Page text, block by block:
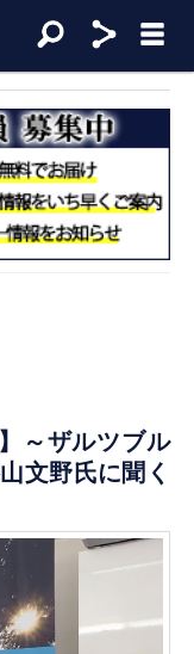
～ザルツブル
文野氏に聞く